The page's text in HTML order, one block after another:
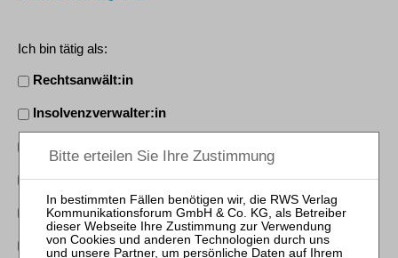
Ich bin tätig als:
Rechtsanwält:in
Insolvenzverwalter:in
FA InsolvenzR
FA Bank/KapitalmarktR
FA Handels/GesellschaftsR